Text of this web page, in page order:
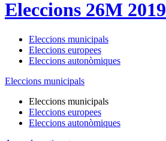
Eleccions 26M 2019
Eleccions municipals
Eleccions europees
Eleccions autonòmiques
Eleccions municipals
Eleccions municipals
Eleccions europees
Eleccions autonòmiques